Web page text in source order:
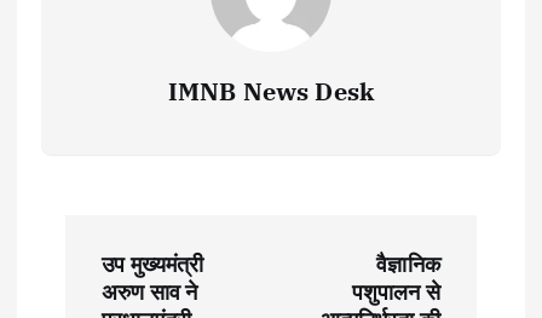
IMNB News Desk
उप मुख्यमंत्री
अरुण साव ने
वैज्ञानिक
पशुपालन से